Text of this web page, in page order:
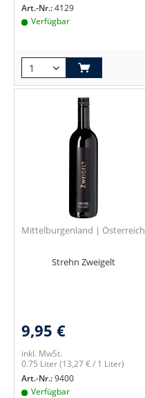
Art.-Nr.:4129
Verfügbar
Mittelburgenland | Österreich
Strehn Zweigelt
9,95 €
inkl. MwSt.
0.75 Liter(13,27 € / 1 Liter)
Art.-Nr.:9400
Verfügbar